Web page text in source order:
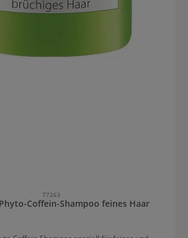
77263
Coffein-Shampoo feines Haar